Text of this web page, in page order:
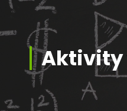
Aktivity